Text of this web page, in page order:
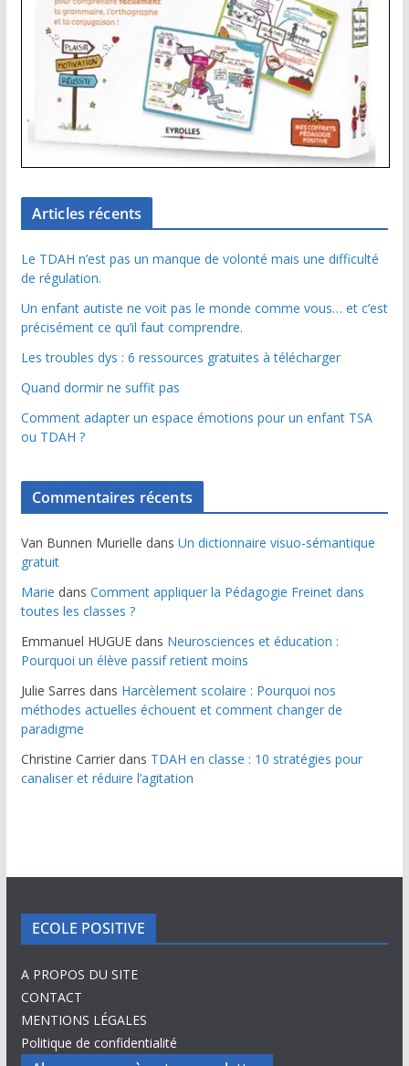
Articles récents
Le TDAH n’est pas un manque de volonté mais une difficulté
de régulation.
Un enfant autiste ne voit pas le monde comme vous… et c’est
précisément ce qu’il faut comprendre.
Les troubles dys : 6 ressources gratuites à télécharger
Quand dormir ne suffit pas
Comment adapter un espace émotions pour un enfant TSA
ou TDAH ?
Commentaires récents
Van Bunnen Murielle dans Un dictionnaire visuo-sémantique
gratuit
Marie dans Comment appliquer la Pédagogie Freinet dans
toutes les classes ?
Emmanuel HUGUEdans Neurosciences et éducation :
Pourquoi un élève passif retient moins
Julie Sarres dans Harcèlement scolaire : Pourquoi nos
méthodes actuelles échouent et comment changer de
paradigme
Christine Carrierdans TDAH en classe : 10 stratégies pour
canaliser et réduire l’agitation
ECOLE POSITIVE
A PROPOS DU SITE
CONTACT
MENTIONS LÉGALES
Politique de confidentialité